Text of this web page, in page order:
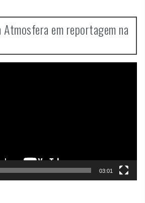
em reportagem na
03:01